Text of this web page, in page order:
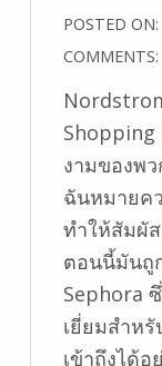
POSTED ON:
COMMENTS:
Shopping
งามของพว
ฉันหมายค
ทำให้สัมผั
ตอนนี้มันถู
Sephora
เยี่ยมสำห
เข้าถึงได้อ